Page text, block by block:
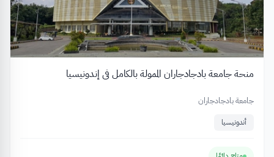
منحة جامعة بادجادجاران الممولة بالكامل في إندونيسيا
جامعة بادجادجاران
أندونيسيا